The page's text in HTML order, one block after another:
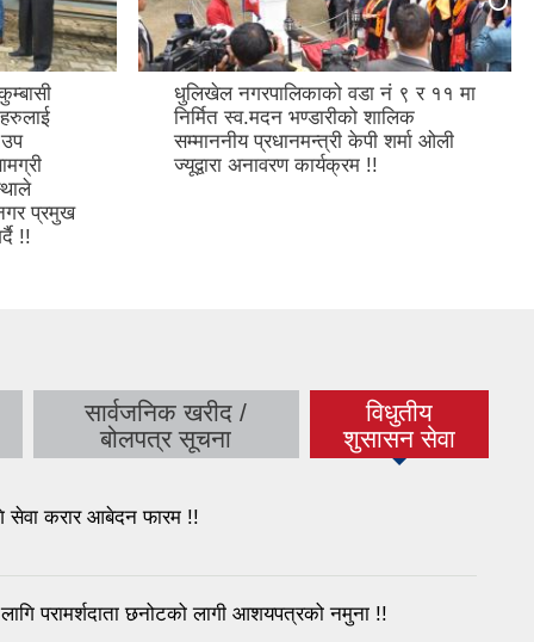
प्रमुख
!!
धुलिखेल नगरपालिकाको वडा नं ९ र ११ मा
निर्मित स्व.मदन भण्डारीको शालिक
सम्माननीय प्रधानमन्त्री केपी शर्मा ओली
ज्यूद्वारा अनावरण कार्यक्रम !!
सार्वजनिक खरीद /
बोलपत्र सूचना
विधुतीय
शुसासन सेवा
(active tab)
सेवा करार आबेदन फारम !!
परामर्शदाता छनोटको लागी आशयपत्रको नमुना !!